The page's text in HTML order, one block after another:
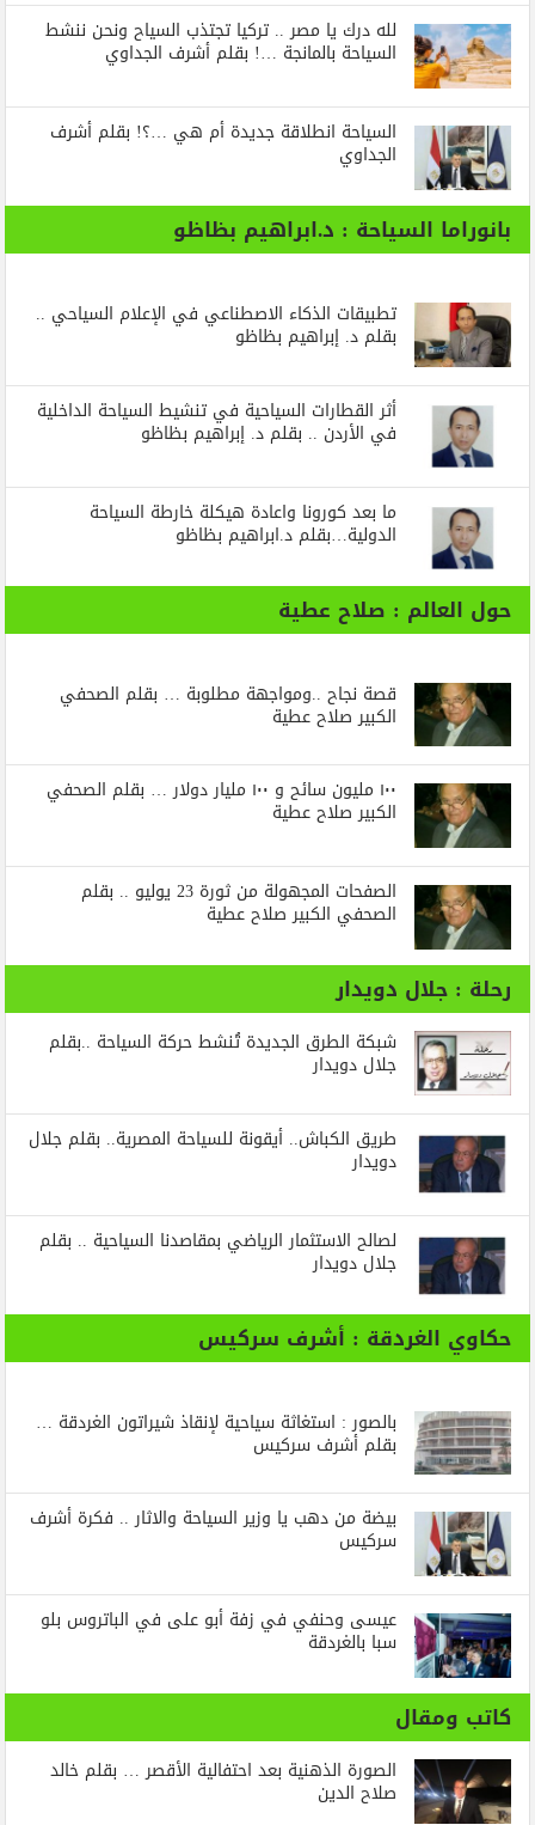
لله درك يا مصر .. تركيا تجتذب السياح ونحن ننشط
السياحة بالمانجة …! بقلم أشرف الجداوي
السياحة انطلاقة جديدة أم هي …؟! بقلم أشرف
الجداوي
بانوراما السياحة : د.ابراهيم بظاظو
تطبيقات الذكاء الاصطناعي في الإعلام السياحي ..
بقلم د. إبراهيم بظاظو
أثر القطارات السياحية في تنشيط السياحة الداخلية
في الأردن .. بقلم د. إبراهيم بظاظو
ما بعد كورونا واعادة هيكلة خارطة السياحة
الدولية…بقلم د.ابراهيم بظاظو
حول العالم : صلاح عطية
قصة نجاح ..ومواجهة مطلوبة … بقلم الصحفي
الكبير صلاح عطية
١٠٠ مليون سائح و ١٠٠ مليار دولار … بقلم الصحفي
الكبير صلاح عطية
الصفحات المجهولة من ثورة 23 يوليو .. بقلم
الصحفي الكبير صلاح عطية
رحلة : جلال دويدار
شبكة الطرق الجديدة تُنشط حركة السياحة ..بقلم
جلال دويدار
طريق الكباش.. أيقونة للسياحة المصرية.. بقلم جلال
دويدار
لصالح الاستثمار الرياضي بمقاصدنا السياحية .. بقلم
جلال دويدار
حكاوي الغردقة : أشرف سركيس
بالصور : استغاثة سياحية لإنقاذ شيراتون الغردقة …
بقلم أشرف سركيس
بيضة من دهب يا وزير السياحة والاثار .. فكرة أشرف
سركيس
عيسى وحنفي في زفة أبو على في الباتروس بلو
سبا بالغردقة
كاتب ومقال
الصورة الذهنية بعد احتفالية الأقصر … بقلم خالد
صلاح الدين